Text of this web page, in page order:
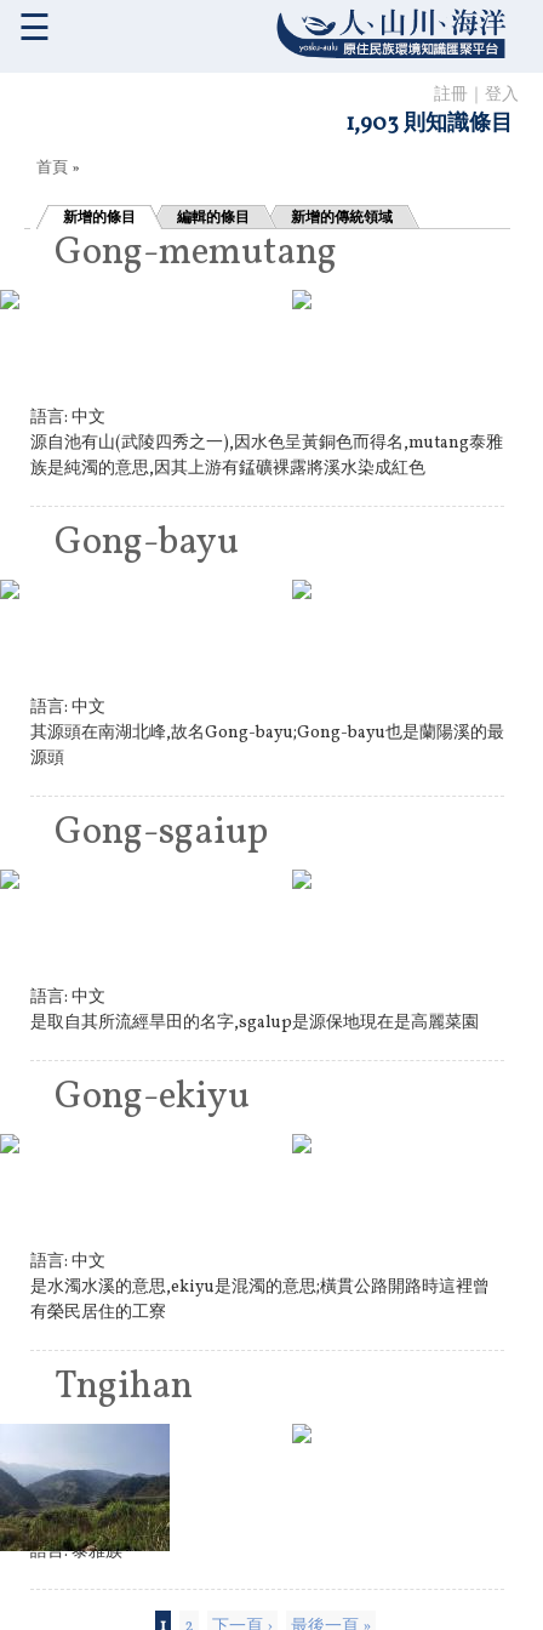
註冊 登入
1,903 則知識條目
☰
您在這裡
首頁 »
新增的條目 編輯的條目 新增的傳統領域
Gong-memutang
語言: 中文
源自池有山(武陵四秀之一),因水色呈黃銅色而得名,mutang泰雅
族是純濁的意思,因其上游有錳礦裸露將溪水染成紅色
Gong-bayu
語言: 中文
其源頭在南湖北峰,故名Gong-bayu;Gong-bayu也是蘭陽溪的最
源頭
Gong-sgaiup
語言: 中文
是取自其所流經旱田的名字,sgalup是源保地現在是高麗菜園
Gong-ekiyu
語言: 中文
是水濁水溪的意思,ekiyu是混濁的意思;橫貫公路開路時這裡曾
有榮民居住的工寮
Tngihan
語言:泰雅族